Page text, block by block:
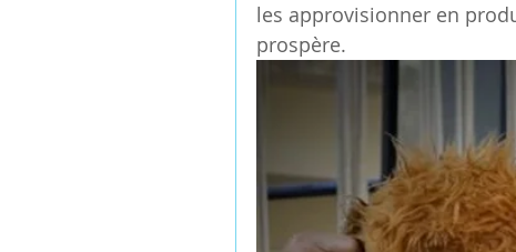
les approvisionner en
prospère.